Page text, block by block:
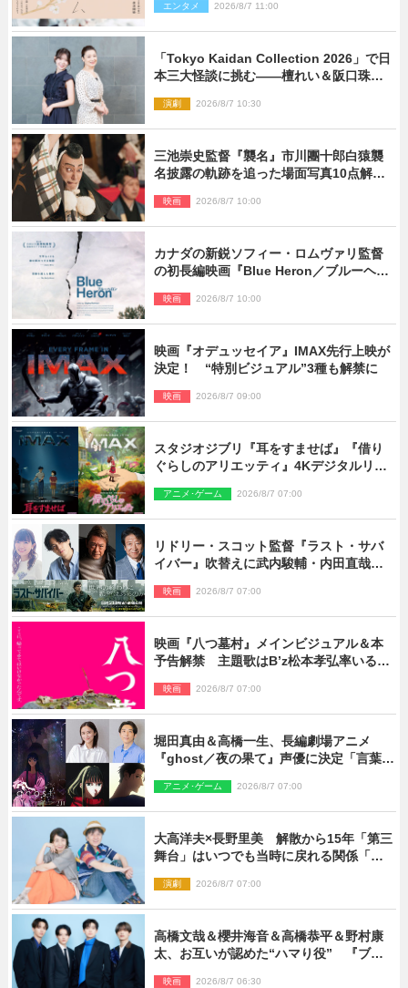
エンタメ 2026/8/7 11:00
「Tokyo Kaidan Collection 2026」で日
本三大怪談に挑む――檀れい＆阪口珠美
演劇 2026/8/7 10:30
三池崇史監督『襲名』市川團十郎白猿襲
名披露の軌跡を追った場面写真10点解
映画 2026/8/7 10:00
カナダの新鋭ソフィー・ロムヴァリ監督
の初長編映画『Blue Heron／ブルーヘロ
映画 2026/8/7 10:00
映画『オデュッセイア』IMAX先行上映が
決定！ “特別ビジュアル”3種も解禁に
映画 2026/8/7 09:00
スタジオジブリ『耳をすませば』『借り
ぐらしのアリエッティ』4Kデジタルリマ
アニメ･ゲーム 2026/8/7 07:00
リドリー・スコット監督『ラスト・サバ
イバー』吹替えに武内駿輔・内田直哉・
結！
映画 2026/8/7 07:00
映画『八つ墓村』メインビジュアル＆本
予告解禁 主題歌はB’z松本孝弘率いる
映画 2026/8/7 07:00
堀田真由＆高橋一生、長編劇場アニメ
『ghost／夜の果て』声優に決定「言葉に
た」
アニメ･ゲーム 2026/8/7 07:00
大高洋夫×長野里美 解散から15年「第三
舞台」はいつでも当時に戻れる関係「や
演劇 2026/8/7 07:00
高橋文哉＆櫻井海音＆高橋恭平＆野村康
太、お互いが認めた“ハマり役” 『ブル
映画 2026/8/7 06:30